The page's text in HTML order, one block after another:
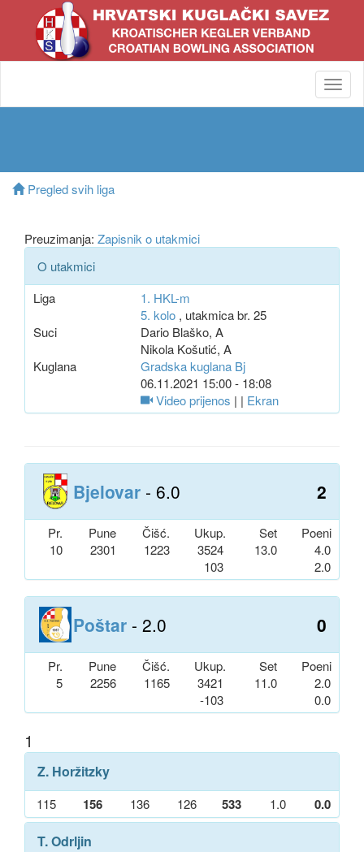
Pregled svih liga
Preuzimanja: Zapisnik o utakmici
O utakmici
Liga
1. HKL-m
5. kolo, utakmica br. 25
Suci
Dario Blaško, A
Nikola Košutić, A
Kuglana
Gradska kuglana Bj
06.11.2021 15:00 - 18:08
Video prijenos | | Ekran
Bjelovar - 6.0 2
Pr. Pune Čišć. Ukup. Set
Poeni
10
2301 1223
3524
103
13.0
4.0
2.0
Poštar - 2.0 0
Pr. Pune Čišć. Ukup. Set
Poeni
5
2256 1165
3421
-103
11.0
2.0
0.0
1
Z. Horžitzky
115 156 136 126 533 1.0 0.0
T. Odrljin